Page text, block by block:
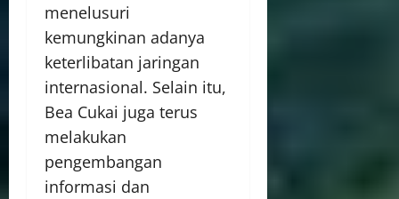
menelusuri
kemungkinan adanya
keterlibatan jaringan
internasional. Selain itu,
Bea Cukai juga terus
melakukan
pengembangan
informasi dan